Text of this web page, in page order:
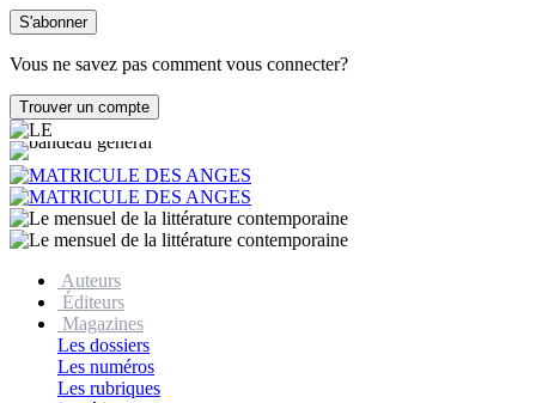
Vous ne savez pas comment vous connecter?
Auteurs
Éditeurs
Magazines
Les dossiers
Les numéros
Les rubriques